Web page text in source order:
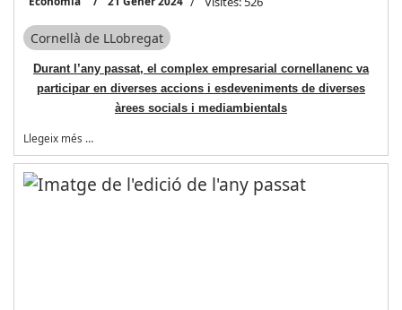
Cornellà de LLobregat
Durant l’any passat, el complex empresarial cornellanenc va
participar en diverses accions i esdeveniments de diverses
àrees socials i mediambientals
Llegeix més …